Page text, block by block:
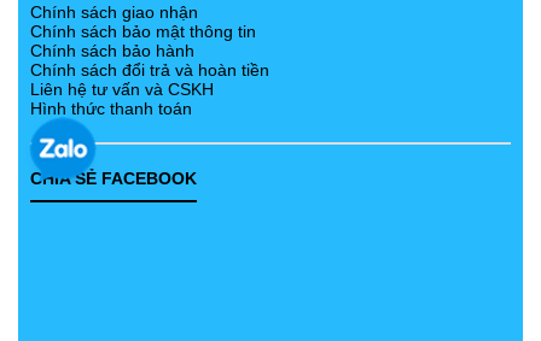
Chính sách giao nhận
Chính sách bảo mật thông tin
Chính sách bảo hành
Chính sách đổi trả và hoàn tiền
Liên hệ tư vấn và CSKH
Hình thức thanh toán
CHIA SẺ FACEBOOK